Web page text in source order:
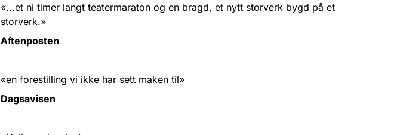
«...et ni timer langt teatermaraton og en ­bragd, et nytt storverk bygd på et
storverk.»
Aftenposten
«en forestilling vi ikke har sett maken til»
Dagsavisen